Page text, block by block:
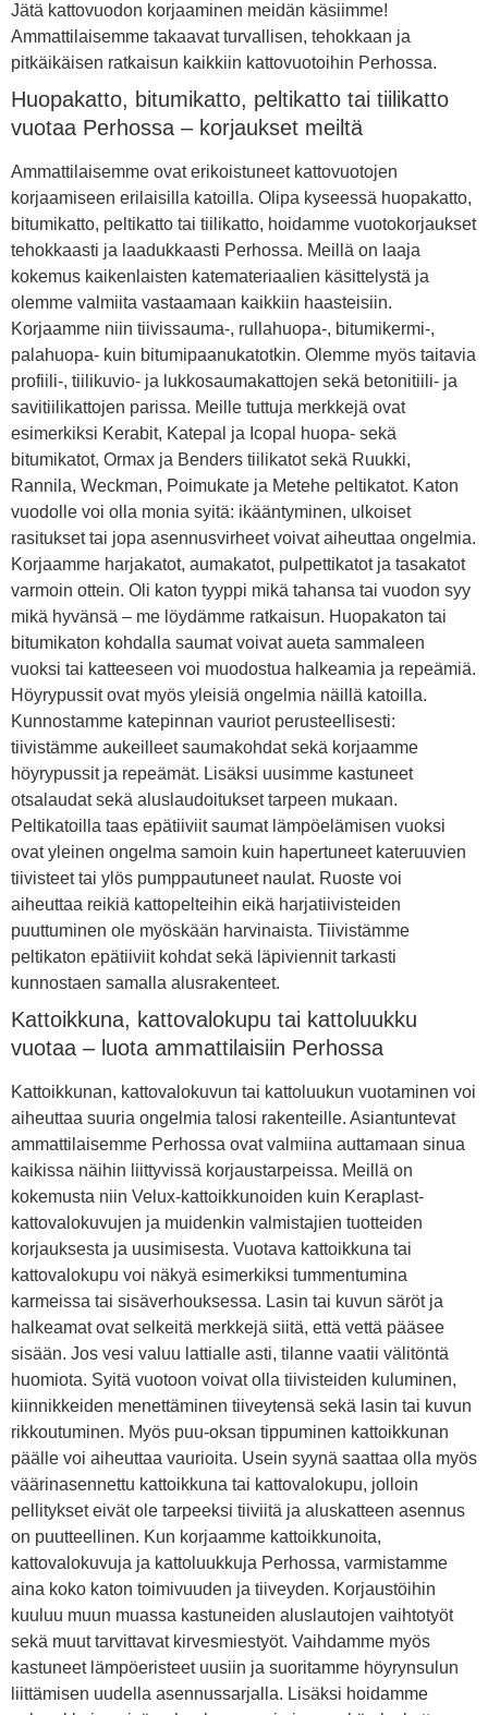
Jätä kattovuodon korjaaminen meidän käsiimme!
Ammattilaisemme takaavat turvallisen, tehokkaan ja
pitkäikäisen ratkaisun kaikkiin kattovuotoihin Perhossa.
Huopakatto, bitumikatto, peltikatto tai tiilikatto
vuotaa Perhossa – korjaukset meiltä
Ammattilaisemme ovat erikoistuneet kattovuotojen
korjaamiseen erilaisilla katoilla. Olipa kyseessä huopakatto,
bitumikatto, peltikatto tai tiilikatto, hoidamme vuotokorjaukset
tehokkaasti ja laadukkaasti Perhossa. Meillä on laaja
kokemus kaikenlaisten katemateriaalien käsittelystä ja
olemme valmiita vastaamaan kaikkiin haasteisiin.
Korjaamme niin tiivissauma-, rullahuopa-, bitumikermi-,
palahuopa- kuin bitumipaanukatotkin. Olemme myös taitavia
profiili-, tiilikuvio- ja lukkosaumakattojen sekä betonitiili- ja
savitiilikattojen parissa. Meille tuttuja merkkejä ovat
esimerkiksi Kerabit, Katepal ja Icopal huopa- sekä
bitumikatot, Ormax ja Benders tiilikatot sekä Ruukki,
Rannila, Weckman, Poimukate ja Metehe peltikatot. Katon
vuodolle voi olla monia syitä: ikääntyminen, ulkoiset
rasitukset tai jopa asennusvirheet voivat aiheuttaa ongelmia.
Korjaamme harjakatot, aumakatot, pulpettikatot ja tasakatot
varmoin ottein. Oli katon tyyppi mikä tahansa tai vuodon syy
mikä hyvänsä – me löydämme ratkaisun. Huopakaton tai
bitumikaton kohdalla saumat voivat aueta sammaleen
vuoksi tai katteeseen voi muodostua halkeamia ja repeämiä.
Höyrypussit ovat myös yleisiä ongelmia näillä katoilla.
Kunnostamme katepinnan vauriot perusteellisesti:
tiivistämme aukeilleet saumakohdat sekä korjaamme
höyrypussit ja repeämät. Lisäksi uusimme kastuneet
otsalaudat sekä aluslaudoitukset tarpeen mukaan.
Peltikatoilla taas epätiiviit saumat lämpöelämisen vuoksi
ovat yleinen ongelma samoin kuin hapertuneet kateruuvien
tiivisteet tai ylös pumppautuneet naulat. Ruoste voi
aiheuttaa reikiä kattopelteihin eikä harjatiivisteiden
puuttuminen ole myöskään harvinaista. Tiivistämme
peltikaton epätiiviit kohdat sekä läpiviennit tarkasti
kunnostaen samalla alusrakenteet.
Kattoikkuna, kattovalokupu tai kattoluukku
vuotaa – luota ammattilaisiin Perhossa
Kattoikkunan, kattovalokuvun tai kattoluukun vuotaminen voi
aiheuttaa suuria ongelmia talosi rakenteille. Asiantuntevat
ammattilaisemme Perhossa ovat valmiina auttamaan sinua
kaikissa näihin liittyvissä korjaustarpeissa. Meillä on
kokemusta niin Velux-kattoikkunoiden kuin Keraplast-
kattovalokuvujen ja muidenkin valmistajien tuotteiden
korjauksesta ja uusimisesta. Vuotava kattoikkuna tai
kattovalokupu voi näkyä esimerkiksi tummentumina
karmeissa tai sisäverhouksessa. Lasin tai kuvun säröt ja
halkeamat ovat selkeitä merkkejä siitä, että vettä pääsee
sisään. Jos vesi valuu lattialle asti, tilanne vaatii välitöntä
huomiota. Syitä vuotoon voivat olla tiivisteiden kuluminen,
kiinnikkeiden menettäminen tiiveytensä sekä lasin tai kuvun
rikkoutuminen. Myös puu-oksan tippuminen kattoikkunan
päälle voi aiheuttaa vaurioita. Usein syynä saattaa olla myös
väärinasennettu kattoikkuna tai kattovalokupu, jolloin
pellitykset eivät ole tarpeeksi tiiviitä ja aluskatteen asennus
on puutteellinen. Kun korjaamme kattoikkunoita,
kattovalokuvuja ja kattoluukkuja Perhossa, varmistamme
aina koko katon toimivuuden ja tiiveyden. Korjaustöihin
kuuluu muun muassa kastuneiden aluslautojen vaihtotyöt
sekä muut tarvittavat kirvesmiestyöt. Vaihdamme myös
kastuneet lämpöeristeet uusiin ja suoritamme höyrynsulun
liittämisen uudella asennussarjalla. Lisäksi hoidamme